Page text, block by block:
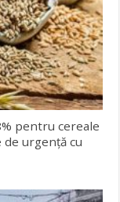
pentru cereale
urgență cu